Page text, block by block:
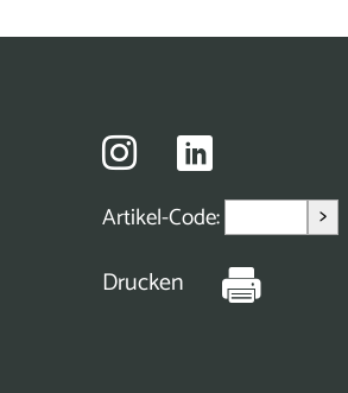
Artikel-Code: >
Drucken